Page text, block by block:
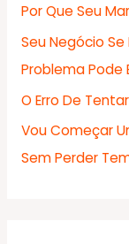
r
p
o
r
:
Por Que Seu
Seu Negócio
Problema Pode
O Erro De
Vou Começar
Sem Perder